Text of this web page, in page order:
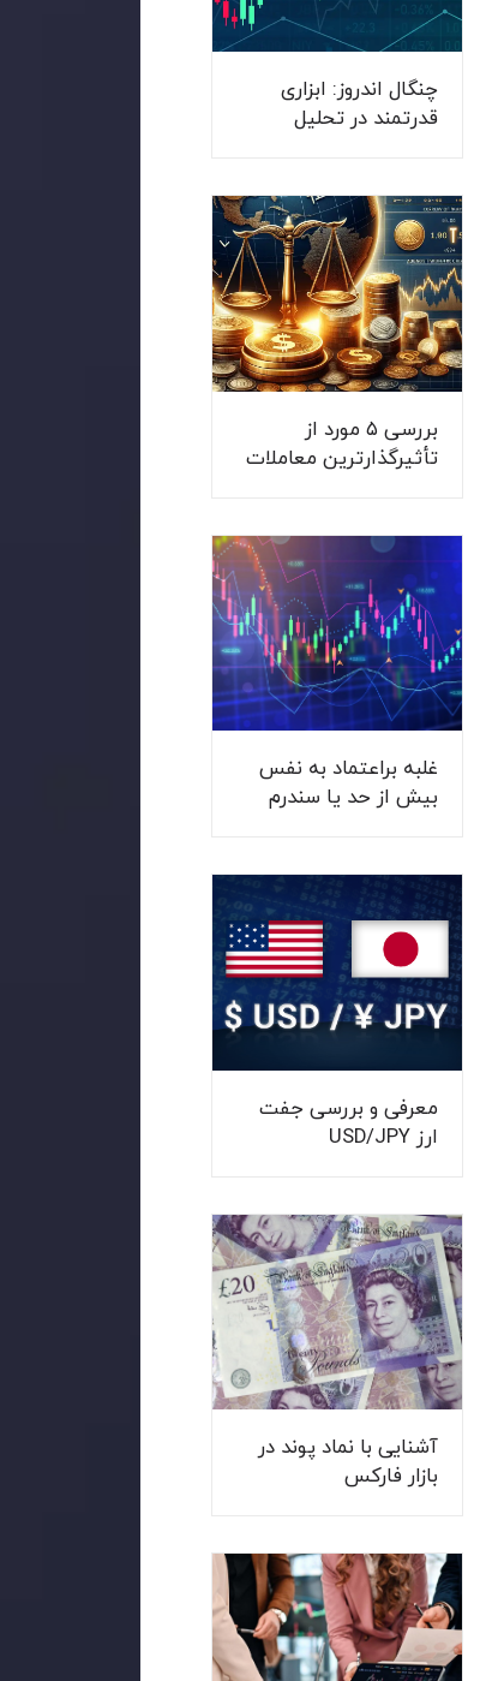
چنگال اندروز: ابزاری
قدرتمند در تحلیل
بررسی ۵ مورد از
تأثیرگذارترین معاملات
غلبه براعتماد به نفس
بیش از حد یا سندرم
معرفی و بررسی جفت
ارز USD/JPY
آشنایی با نماد پوند در
بازار فارکس